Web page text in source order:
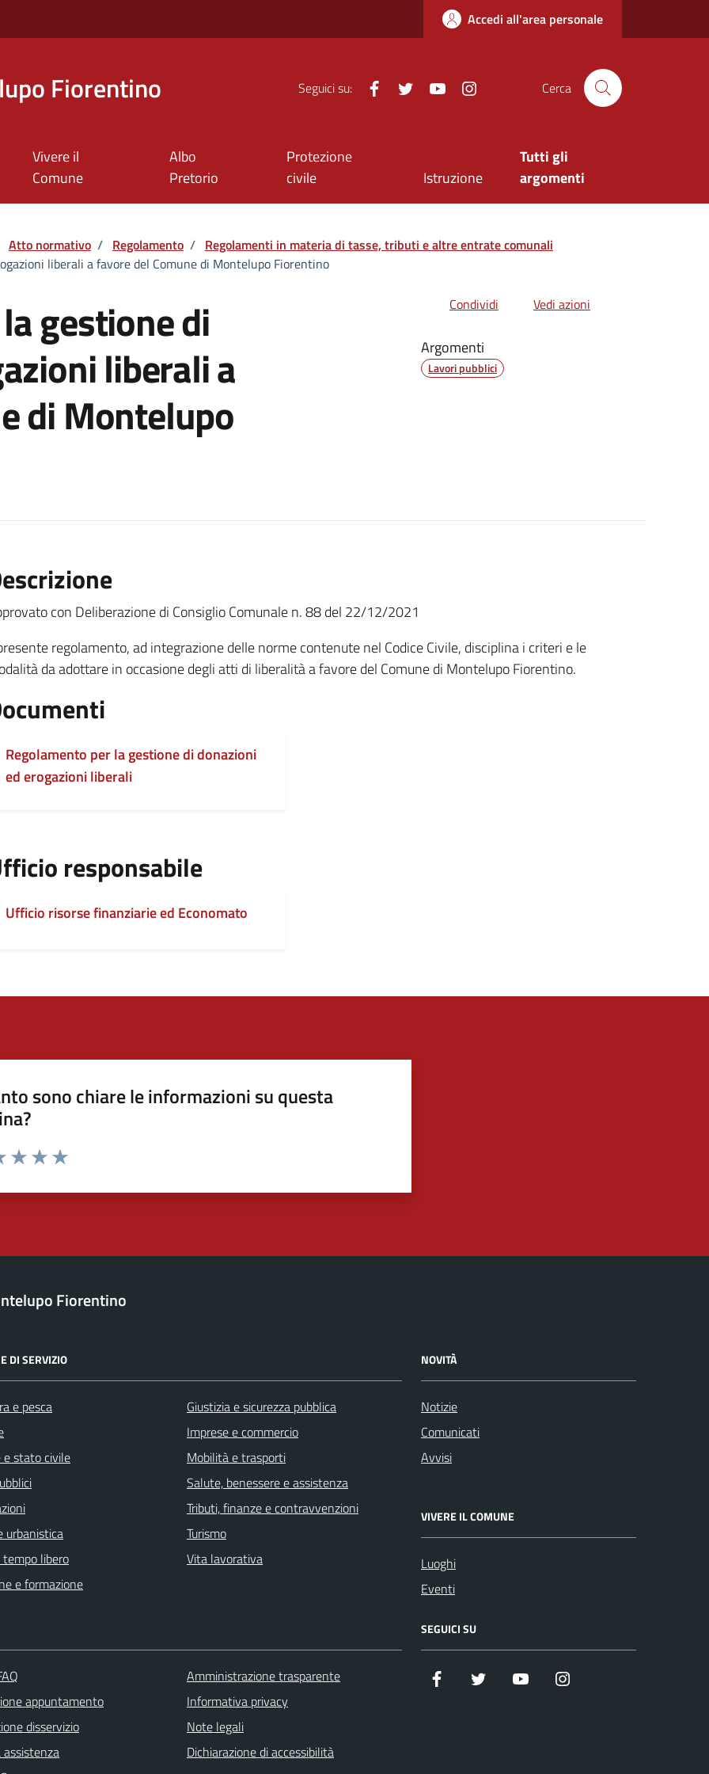
Accedi all'area personale
Fiorentino Seguici su: FacebookTwitter Youtube Cerca
Vivere il
Comune
Albo
Pretorio
Protezione
civile
Istruzione
Tutti gli
argomenti
Atto normativo / Regolamento / Regolamenti in materia di tasse, tributi e altre entrate comunali
liberali a favore del Comune di Montelupo Fiorentino
gestione di
liberali a
di Montelupo
Condividi Vedi azioni
Argomenti
Lavori pubblici
con Deliberazione di Consiglio Comunale n. 88 del 22/12/2021
regolamento, ad integrazione delle norme contenute nel Codice Civile, disciplina i criteri e le
da adottare in occasione degli atti di liberalità a favore del Comune di Montelupo Fiorentino.
Regolamento per la gestione di donazioni
ed erogazioni liberali
responsabile
Ufficio risorse finanziarie ed Economato
sono chiare le informazioni su questa
Fiorentino
DI SERVIZIO
e pesca
e stato civile
urbanistica
libero
e formazione
Giustizia e sicurezza pubblica
Imprese e commercio
Mobilità e trasporti
Salute, benessere e assistenza
Tributi, finanze e contravvenzioni
Turismo
Vita lavorativa
NOVITÀ
Notizie
Comunicati
Avvisi
VIVERE IL COMUNE
Luoghi
Eventi
appuntamento
disservizio
Amministrazione trasparente
Informativa privacy
Note legali
Dichiarazione di accessibilità
SEGUICI SU
Facebook Twitter Youtube